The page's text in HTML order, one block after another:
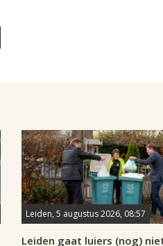
Leiden, 5 augustus 2026, 08:57
Leiden gaat luiers (nog)